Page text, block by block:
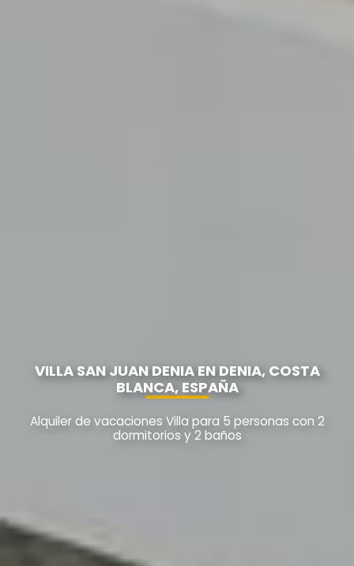
VILLA SAN JUAN DENIA EN DENIA, COSTA
BLANCA, ESPAÑA
Alquiler de vacaciones Villa para 5 personas con 2
dormitorios y 2 baños